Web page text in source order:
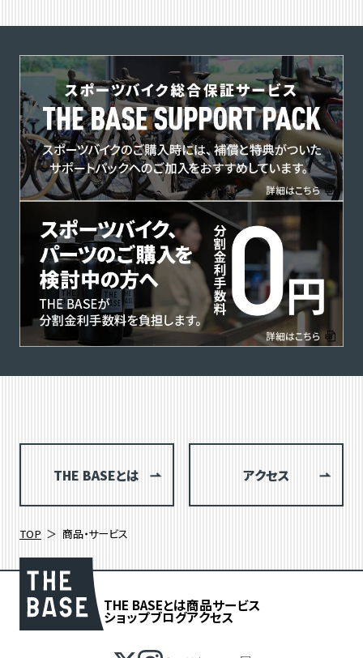
THE BASEとは アクセス
TOP 商品・サービス
THE BASEとは商品サービス
ショップブログアクセス